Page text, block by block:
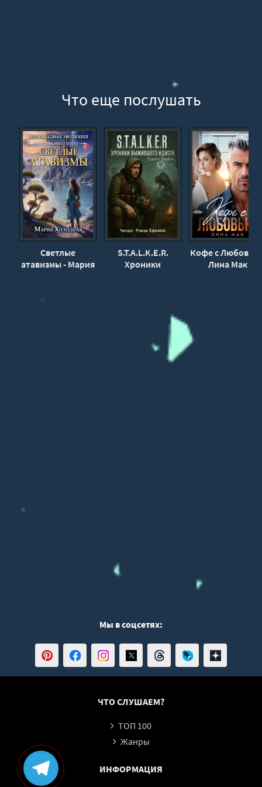
Что еще послушать
Светлые
атавизмы - Мария
S.T.A.L.K.E.R.
Хроники
Кофе с Любовью
Лина Мак
Мы в соцсетях:
ЧТО СЛУШАЕМ?
ТОП 100
Жанры
ИНФОРМАЦИЯ